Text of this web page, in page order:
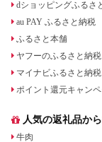
dショッピングふるさ
au PAY ふるさと納税
ふるさと本舗
ヤフーのふるさと納税
マイナビふるさと納税
ポイント還元キャン
人気の返礼品か
牛肉